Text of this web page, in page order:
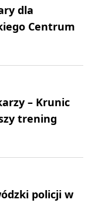
dla
Centrum
– Krunic
trening
policji w